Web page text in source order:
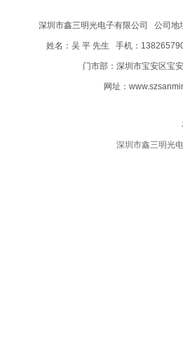
深圳市鑫三明光电子有限公司 公司地
姓名：吴 平 先生 手机：
门市部：深圳市宝安区
网址：
深圳市鑫三明光